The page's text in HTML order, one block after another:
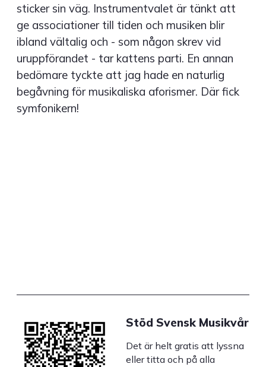
sticker sin väg. Instrumentvalet är tänkt att
ge associationer till tiden och musiken blir
ibland vältalig och - som någon skrev vid
uruppförandet - tar kattens parti. En annan
bedömare tyckte att jag hade en naturlig
begåvning för musikaliska aforismer. Där fick
symfonikern!
Stöd Svensk Musikvår
Det är helt gratis att lyssna
eller titta och på alla